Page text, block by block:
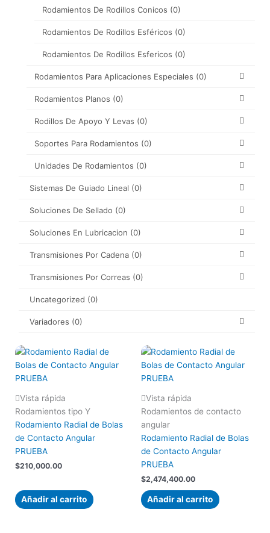
Rodamientos De Rodillos Conicos (0)
Rodamientos De Rodillos Esféricos (0)
Rodamientos De Rodillos Esfericos (0)
Rodamientos Para Aplicaciones Especiales (0)
Rodamientos Planos (0)
Rodillos De Apoyo Y Levas (0)
Soportes Para Rodamientos (0)
Unidades De Rodamientos (0)
Sistemas De Guiado Lineal (0)
Soluciones De Sellado (0)
Soluciones En Lubricacion (0)
Transmisiones Por Cadena (0)
Transmisiones Por Correas (0)
Uncategorized (0)
Variadores (0)
Vista rápida
Rodamientos tipo Y
Rodamiento Radial de Bolas
de Contacto Angular
PRUEBA
$210,000.00
Añadir al carrito
Vista rápida
Rodamientos de contacto
angular
Rodamiento Radial de Bolas
de Contacto Angular
PRUEBA
$2,474,400.00
Añadir al carrito